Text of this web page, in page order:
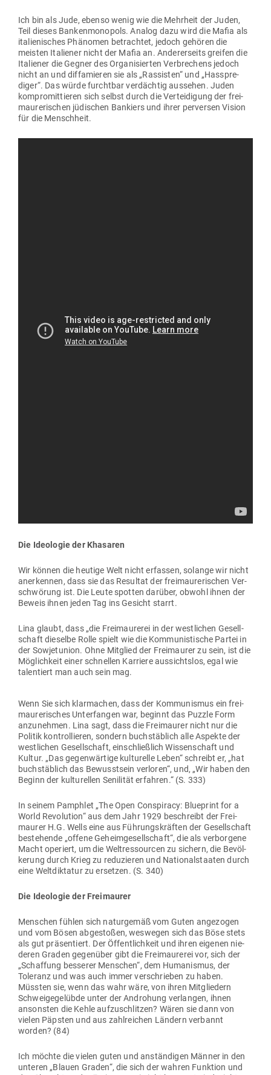
Ich bin als Jude, ebenso wenig wie die Mehrheit der Juden,
Teil dieses Ban­ken­mo­nopols. Analog dazu wird die Mafia als
ita­lie­ni­sches Phä­nomen betrachtet, jedoch gehören die
meisten Ita­liener nicht der Mafia an. Ande­rer­seits greifen die
Ita­liener die Gegner des Orga­ni­sierten Ver­bre­chens jedoch
nicht an und dif­fa­mieren sie als „Ras­sisten“ und „Hass­pre­
diger“. Das würde furchtbar ver­dächtig aus­sehen. Juden
kom­pro­mit­tieren sich selbst durch die Ver­tei­digung der frei­
mau­re­ri­schen jüdi­schen Ban­kiers und ihrer per­versen Vision
für die Menschheit.
Die Ideo­logie der Khasaren
Wir können die heutige Welt nicht erfassen, solange wir nicht
aner­kennen, dass sie das Resultat der frei­mau­re­ri­schen Ver­
schwörung ist. Die Leute spotten darüber, obwohl ihnen der
Beweis ihnen jeden Tag ins Gesicht starrt.
Lina glaubt, dass „die Frei­mau­rerei in der west­lichen Gesell­
schaft die­selbe Rolle spielt wie die Kom­mu­nis­tische Partei in
der Sowjet­union. Ohne Mit­glied der Frei­maurer zu sein, ist die
Mög­lichkeit einer schnellen Kar­riere aus­sichtslos, egal wie
talen­tiert man auch sein mag.
Wenn Sie sich klar­machen, dass der Kom­mu­nismus ein frei­
mau­re­ri­sches Unter­fangen war, beginnt das Puzzle Form
anzu­nehmen. Lina sagt, dass die Frei­maurer nicht nur die
Politik kon­trol­lieren, sondern buch­stäblich alle Aspekte der
west­lichen Gesell­schaft, ein­schließlich Wis­sen­schaft und
Kultur. „Das gegen­wärtige kul­tu­relle Leben“ schreibt er, „hat
buch­stäblich das Bewusstsein ver­loren“, und, „Wir haben den
Beginn der kul­tu­rellen Seni­lität erfahren.“ (S. 333)
In seinem Pam­phlet „The Open Con­spiracy: Blue­print for a
World Revo­lution“ aus dem Jahr 1929 beschreibt der Frei­
maurer H.G. Wells eine aus Füh­rungs­kräften der Gesell­schaft
bestehende „offene Geheim­ge­sell­schaft“, die als ver­borgene
Macht ope­riert, um die Welt­res­sourcen zu sichern, die Bevöl­
kerung durch Krieg zu redu­zieren und Natio­nal­staaten durch
eine Welt­dik­tatur zu ersetzen. (S. 340)
Die Ideo­logie der Freimaurer
Men­schen fühlen sich natur­gemäß vom Guten ange­zogen
und vom Bösen abge­stoßen, wes­wegen sich das Böse stets
als gut prä­sen­tiert. Der Öffent­lichkeit und ihren eigenen nie­
deren Graden gegenüber gibt die Frei­mau­rerei vor, sich der
„Schaffung bes­serer Men­schen“, dem Huma­nismus, der
Toleranz und was auch immer ver­schrieben zu haben.
Müssten sie, wenn das wahr wäre, von ihren Mit­gliedern
Schwei­ge­ge­lübde unter der Androhung ver­langen, ihnen
ansonsten die Kehle auf­zu­schlitzen? Wären sie dann von
vielen Päpsten und aus zahl­reichen Ländern ver­bannt
worden? (84)
Ich möchte die vielen guten und anstän­digen Männer in den
unteren „Blauen Graden“, die sich der wahren Funktion und